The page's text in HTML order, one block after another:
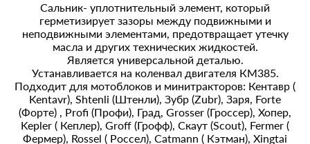
Сальник- уплотнительный элемент, который
герметизирует зазоры между подвижными и
неподвижными элементами, предотвращает утечку
масла и других технических жидкостей.
Является универсальной деталью.
Устанавливается на коленвал двигателя КМ385.
Подходит для мотоблоков и минитракторов: Кентавр (
Kentavr), Shtenli (Штенли), Зубр (Zubr), Заря, Forte
(Форте) , Profi (Профи), Град, Grosser (Гроссер), Хопер,
Kepler ( Кеплер), Groff (Грофф), Скаут (Scout), Fermer (
Фермер), Rossel ( Россел), Catmann ( Кэтман), Xingtai